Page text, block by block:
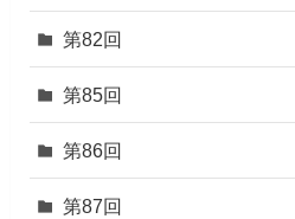
第82回
第85回
第86回
第87回